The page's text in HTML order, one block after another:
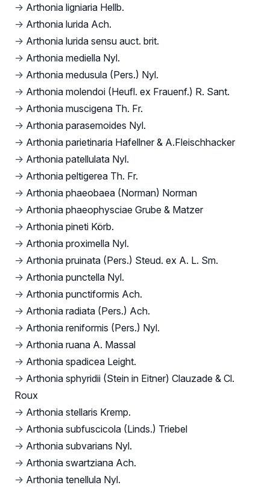
→ Arthonia ligniaria Hellb.
→ Arthonia lurida Ach.
→ Arthonia lurida sensu auct. brit.
→ Arthonia mediella Nyl.
→ Arthonia medusula (Pers.) Nyl.
→ Arthonia molendoi (Heufl. ex Frauenf.) R. Sant.
→ Arthonia muscigena Th. Fr.
→ Arthonia parasemoides Nyl.
→ Arthonia parietinaria Hafellner & A.Fleischhacker
→ Arthonia patellulata Nyl.
→ Arthonia peltigerea Th. Fr.
→ Arthonia phaeobaea (Norman) Norman
→ Arthonia phaeophysciae Grube & Matzer
→ Arthonia pineti Körb.
→ Arthonia proximella Nyl.
→ Arthonia pruinata (Pers.) Steud. ex A. L. Sm.
→ Arthonia punctella Nyl.
→ Arthonia punctiformis Ach.
→ Arthonia radiata (Pers.) Ach.
→ Arthonia reniformis (Pers.) Nyl.
→ Arthonia ruana A. Massal
→ Arthonia spadicea Leight.
→ Arthonia sphyridii (Stein in Eitner) Clauzade & Cl.
Roux
→ Arthonia stellaris Kremp.
→ Arthonia subfuscicola (Linds.) Triebel
→ Arthonia subvarians Nyl.
→ Arthonia swartziana Ach.
→ Arthonia tenellula Nyl.